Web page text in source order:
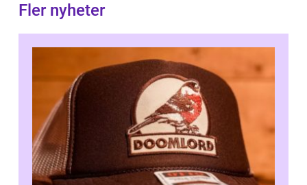
Fler nyheter